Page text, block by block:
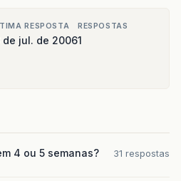
RESPOSTA
de jul. de 2006
RESPOSTAS
1
4 ou 5 semanas?
31 respostas